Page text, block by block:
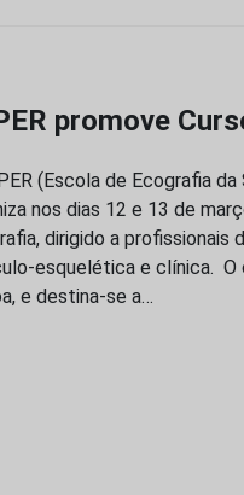
promove
(Escola de Ecografia
nos dias 12 e 13 de
dirigido a profissionais
e clínica. O
e destina-se a…